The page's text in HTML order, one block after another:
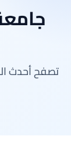
تصفح أحدث